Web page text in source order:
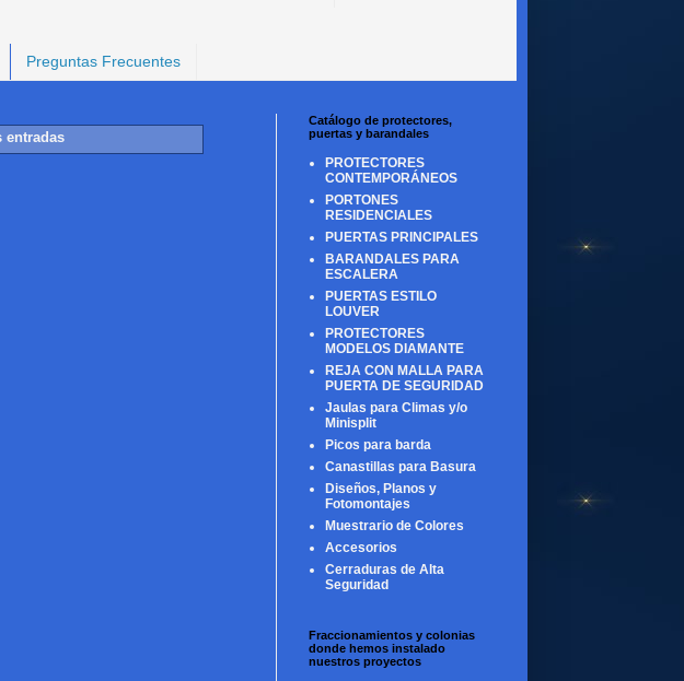
Preguntas Frecuentes
entradas
Catálogo de protectores,
puertas y barandales
PROTECTORES
CONTEMPORÁNEOS
PORTONES
RESIDENCIALES
PUERTAS PRINCIPALES
BARANDALES PARA
ESCALERA
PUERTAS ESTILO
LOUVER
PROTECTORES
MODELOS DIAMANTE
REJA CON MALLA PARA
PUERTA DE SEGURIDAD
Jaulas para Climas y/o
Minisplit
Picos para barda
Canastillas para Basura
Diseños, Planos y
Fotomontajes
Muestrario de Colores
Accesorios
Cerraduras de Alta
Seguridad
Fraccionamientos y colonias
donde hemos instalado
nuestros proyectos